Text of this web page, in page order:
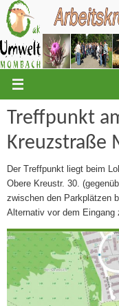
Zum
Inhalt
springen
Treffpunkt
Kreuzstraße
Der Treffpunkt liegt beim
Obere Kreustr. 30.
zwischen den Parkplätzen
Alternativ vor dem Eingang